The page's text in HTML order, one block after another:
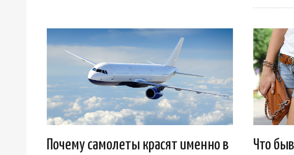
Почему самолеты красят именно в
Что